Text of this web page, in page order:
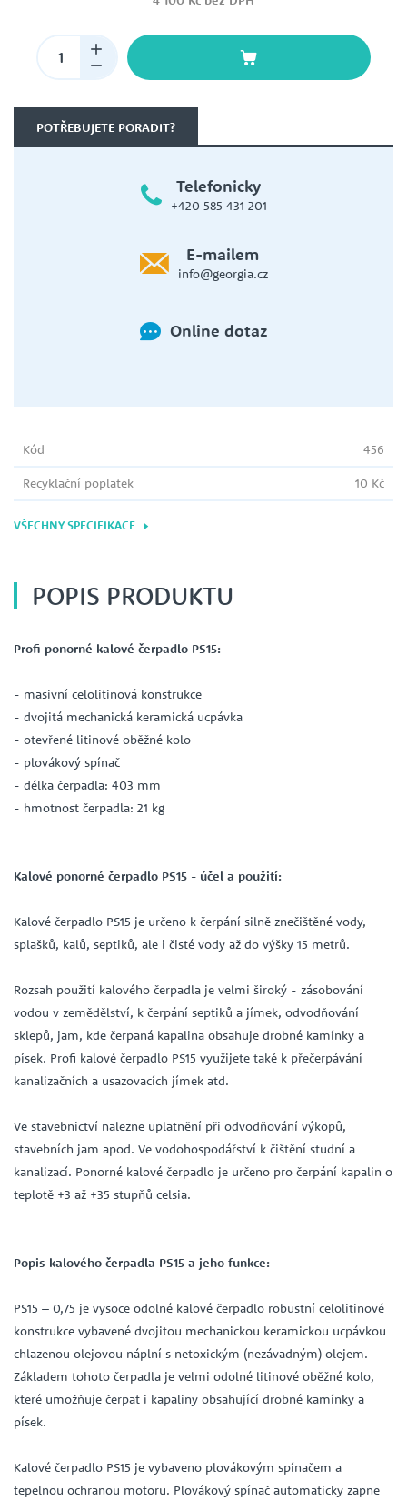
POTŘEBUJETE PORADIT?
Telefonicky
+420 585 431 201
E-mailem
info@georgia.cz
Online dotaz
Kód 456
Recyklační poplatek 10 Kč
VŠECHNY SPECIFIKACE
POPIS PRODUKTU
Profi ponorné kalové čerpadlo PS15:
- masivní celolitinová konstrukce
- dvojitá mechanická keramická ucpávka
- otevřené litinové oběžné kolo
- plovákový spínač
- délka čerpadla: 403 mm
- hmotnost čerpadla: 21 kg
Kalové ponorné čerpadlo PS15 - účel a použití:
Kalové čerpadlo PS15 je určeno k čerpání silně znečištěné vody,
splašků, kalů, septiků, ale i čisté vody až do výšky 15 metrů.
Rozsah použití kalového čerpadla je velmi široký - zásobování
vodou v zemědělství, k čerpání septiků a jímek, odvodňování
sklepů, jam, kde čerpaná kapalina obsahuje drobné kamínky a
písek. Profi kalové čerpadlo PS15 využijete také k přečerpávání
kanalizačních a usazovacích jímek atd.
Ve stavebnictví nalezne uplatnění při odvodňování výkopů,
stavebních jam apod. Ve vodohospodářství k čištění studní a
kanalizací. Ponorné kalové čerpadlo je určeno pro čerpání kapalin o
teplotě +3 až +35 stupňů celsia.
Popis kalového čerpadla PS15 a jeho funkce:
PS15 – 0,75 je vysoce odolné kalové čerpadlo robustní celolitinové
konstrukce vybavené dvojitou mechanickou keramickou ucpávkou
chlazenou olejovou náplní s netoxickým (nezávadným) olejem.
Základem tohoto čerpadla je velmi odolné litinové oběžné kolo,
které umožňuje čerpat i kapaliny obsahující drobné kamínky a
písek.
Kalové čerpadlo PS15 je vybaveno plovákovým spínačem a
tepelnou ochranou motoru. Plovákový spínač automaticky zapne